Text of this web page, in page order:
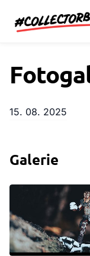
15. 08. 2025
Galerie